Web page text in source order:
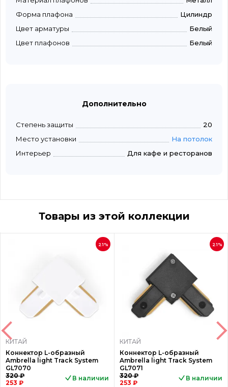
Форма плафона
Цилиндр
Цвет арматуры
Белый
Цвет плафонов
Белый
Дополнительно
Степень защиты
20
Место установки
На потолок
Интерьер
Для кафе и ресторанов
Товары из этой коллекции
21%
КИТАЙ
Коннектор L-образный
Ambrella light Track System
GL7070
320 ₽
253 ₽
В наличии
21%
КИТАЙ
Коннектор L-образный
Ambrella light Track System
GL7071
320 ₽
253 ₽
В наличии